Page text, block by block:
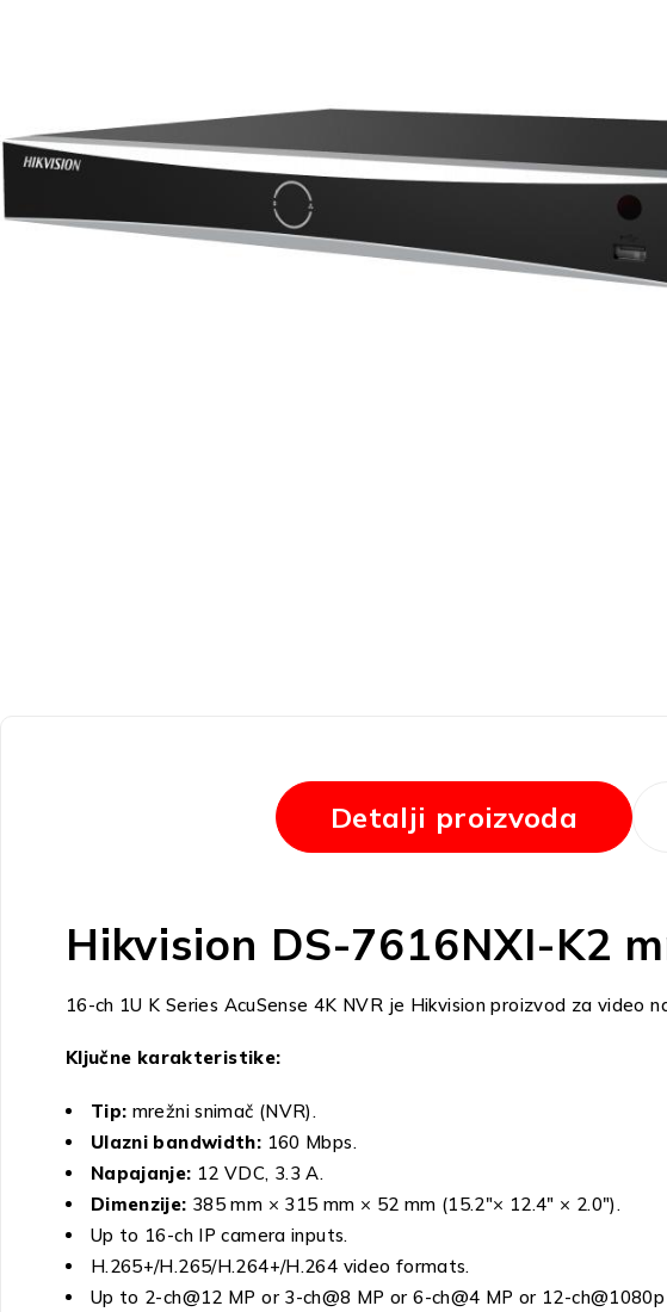
Detalji proizvoda
Hikvision DS-7616NXI-K2
16-ch 1U K Series AcuSense 4K NVR je Hikvision proizvod za
Ključne karakteristike:
Tip: mrežni snimač (NVR).
Ulazni bandwidth: 160 Mbps.
Napajanje: 12 VDC, 3.3 A.
Dimenzije: 385 mm × 315 mm × 52 mm (15.2″× 12.4″ × 2.0″).
Up to 16-ch IP camera inputs.
H.265+/H.265/H.264+/H.264 video formats.
Up to 2-ch@12 MP or 3-ch@8 MP or 6-ch@4 MP or 12-